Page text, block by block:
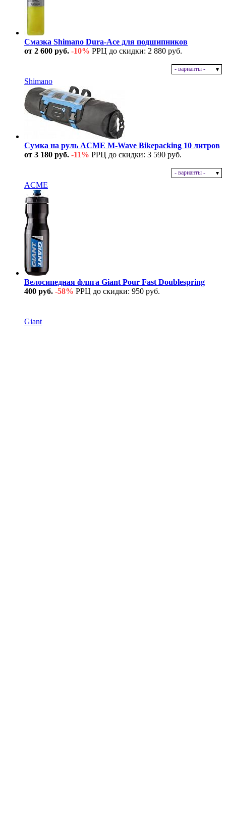
Смазка Shimano Dura-Ace для подшипников
от 2 600 руб. -10% РРЦ до скидки: 2 880 руб.
- варианты -
Shimano
Сумка на руль ACME M-Wave Bikepacking 10 литров
от 3 180 руб. -11% РРЦ до скидки: 3 590 руб.
- варианты -
ACME
Велосипедная фляга Giant Pour Fast Doublespring
400 руб. -58% РРЦ до скидки: 950 руб.
Giant